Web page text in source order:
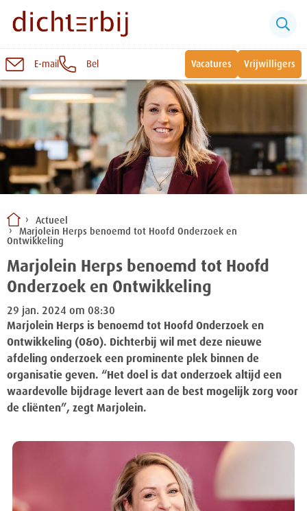
Naar
inhoud
E-mail Bel Vacatures Vrijwilligers
Actueel
Marjolein Herps benoemd tot Hoofd Onderzoek en
Ontwikkeling
Marjolein Herps benoemd tot Hoofd
Onderzoek en Ontwikkeling
29 jan. 2024 om 08:30
Marjolein Herps is benoemd tot Hoofd Onderzoek en
Ontwikkeling (O&O). Dichterbij wil met deze nieuwe
afdeling onderzoek een prominente plek binnen de
organisatie geven. “Het doel is dat onderzoek altijd een
waardevolle bijdrage levert aan de best mogelijk zorg voor
de cliënten”, zegt Marjolein.
Snel naar:
Wonen bij Dichterbij
Vrije dagbestedingsplekken